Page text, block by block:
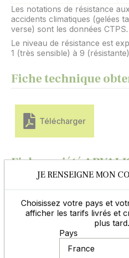
Les notations de résistance
accidents climatiques (gelées
verse) sont les données CTPS.
Le niveau de résistance est
1 (très sensible) à 9
Fiche technique
Télécharger
Fiche variété
Fiche conseil
JE RENSEIGNE MON
Choisissez votre pays et
afficher les tarifs livrés et
plus tard.
Pays